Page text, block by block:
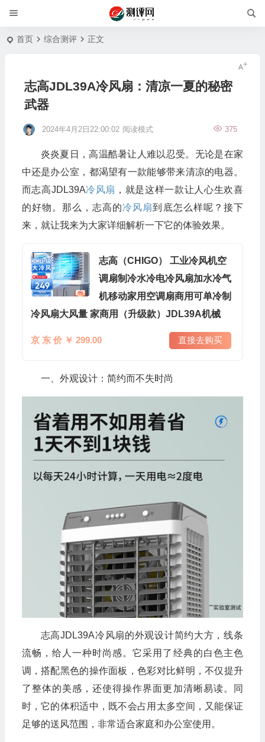
首页 综合测评 正文
志高JDL39A冷风扇：清凉一夏的秘密
武器
2024年4月2日22:00:02 375
阅读模式
炎炎夏日，高温酷暑让人难以忍受。无论是在家
中还是办公室，都渴望有一款能够带来清凉的电器。
而志高JDL39A冷风扇 ，就是这样一款让人心生欢喜
的好物。那么，志高的冷风扇到底怎么样呢？接下
来，就让我来为大家详细解析一下它的体验效果。
志高（CHIGO） 工业冷风机空
调扇制冷水冷电冷风扇加水冷气
机移动家用空调扇商用可单冷制
冷风扇大风量 家商用（升级款）JDL39A机械
京 东 价 ￥ 299.00 直接去购买
一、外观设计：简约而不失时尚
志高JDL39A冷风扇的外观设计简约大方，线条
流畅，给人一种时尚感。它采用了经典的白色主色
调，搭配黑色的操作面板，色彩对比鲜明，不仅提升
了整体的美感，还使得操作界面更加清晰易读。同
时，它的体积适中，既不会占用太多空间，又能保证
足够的送风范围，非常适合家庭和办公室使用。